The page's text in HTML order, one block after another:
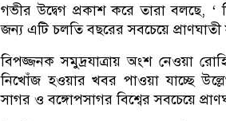
গভীর উদ্বেগ প্রকাশ করে তারা বলছে, ‘
জন্য এটি চলতি বছরের সবচেয়ে প্রাণঘাতী
বিপজ্জনক সমুদ্রযাত্রায় অংশ নেওয়া
নিখোঁজ হওয়ার খবর পাওয়া যাচ্ছে
সাগর ও বঙ্গোপসাগর বিশ্বের সবচেয়ে